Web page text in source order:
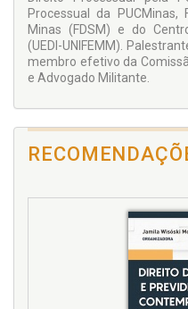
Processual da
Minas (FDSM) e do
(UEDI-UNIFEMM).
membro efetivo da
e Advogado Militante.